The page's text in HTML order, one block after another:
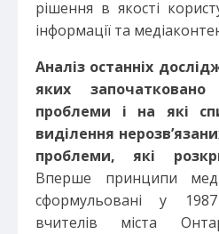
рішення в якості
інформації та
Аналіз останніх
яких започатковано
проблеми і на які
виділення
проблеми, які
Вперше принципи
сформульовані у
вчителів міста